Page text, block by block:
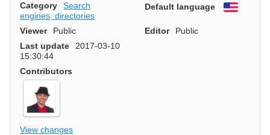
Category
Search
engines, directories
Default language English
Viewer Public Editor
Public
Last update
2017-03-10
15:30:44
Contributors
View changes